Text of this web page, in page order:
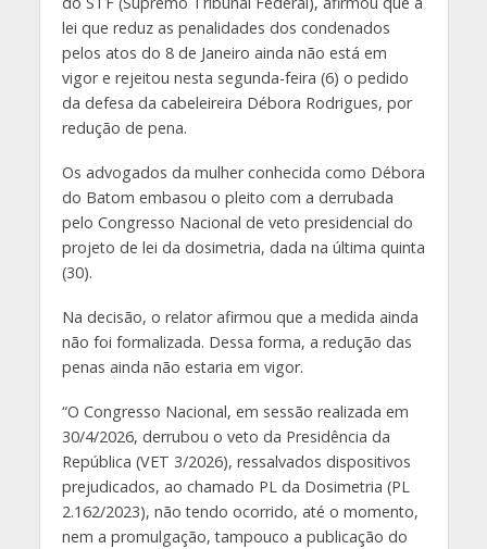
lei que reduz as penalidades dos condenados
pelos atos do 8 de Janeiro ainda não está em
vigor e rejeitou nesta segunda-feira (6) o pedido
da defesa da cabeleireira Débora Rodrigues, por
redução de pena.
Os advogados da mulher conhecida como Débora
do Batom embasou o pleito com a derrubada
pelo Congresso Nacional de veto presidencial do
projeto de lei da dosimetria, dada na última quinta
(30).
Na decisão, o relator afirmou que a medida ainda
não foi formalizada. Dessa forma, a redução das
penas ainda não estaria em vigor.
“O Congresso Nacional, em sessão realizada em
30/4/2026, derrubou o veto da Presidência da
República (VET 3/2026), ressalvados dispositivos
prejudicados, ao chamado PL da Dosimetria (PL
2.162/2023), não tendo ocorrido, até o momento,
nem a promulgação, tampouco a publicação do